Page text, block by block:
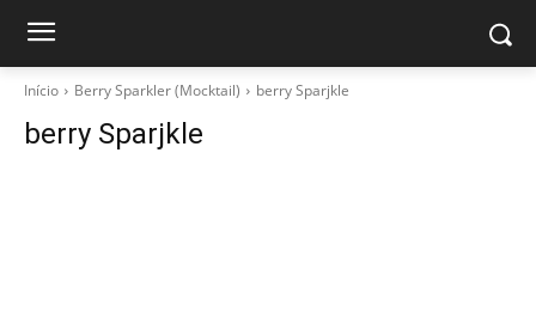
Início Berry Sparkler (Mocktail) berry Sparjkle
berry Sparjkle